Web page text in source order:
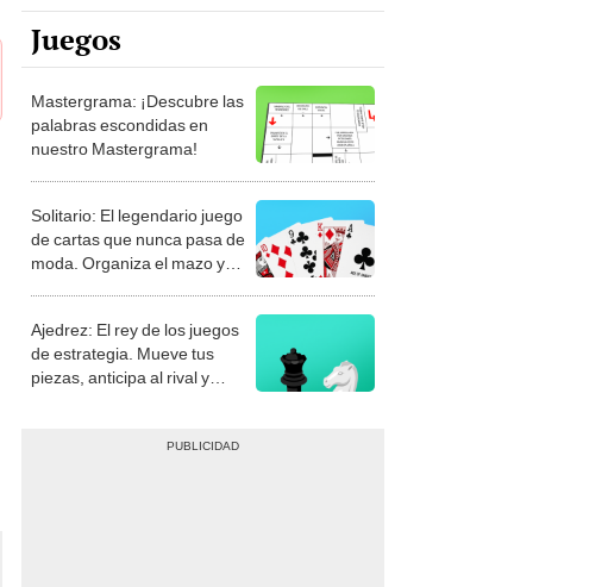
Juegos
Mastergrama: ¡Descubre las
palabras escondidas en
nuestro Mastergrama!
Solitario: El legendario juego
de cartas que nunca pasa de
moda. Organiza el mazo y
Ajedrez: El rey de los juegos
de estrategia. Mueve tus
piezas, anticipa al rival y